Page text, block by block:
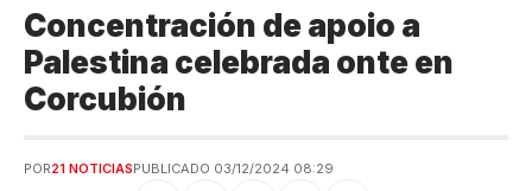
Concentración de apoio a
Palestina celebrada onte en
Corcubión
POR21 NOTICIASPUBLICADO 03/12/2024 08:29